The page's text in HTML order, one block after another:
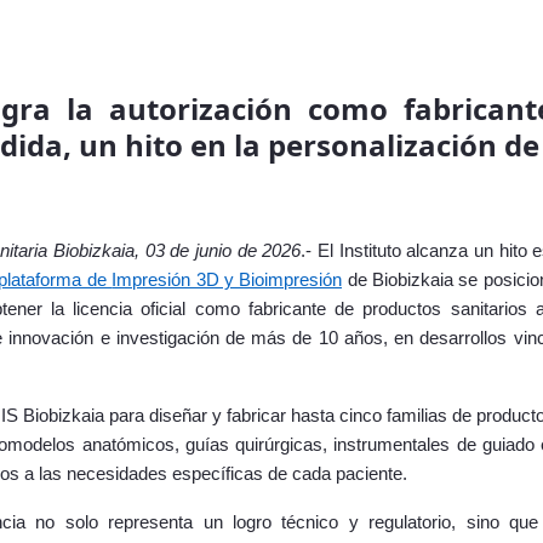
la autorización como
un hito en la personalización
Biobizkaia, 03 de junio de 2026.- El Instituto alcanza un hito
de Impresión 3D y Bioimpresión de Biobizkaia se
la licencia oficial como fabricante de productos sanitarios
innovación e investigación de más de 10 años, en desarrollos
Biobizkaia para diseñar y fabricar hasta cinco familias de
anatómicos, guías quirúrgicas, instrumentales de guiado
a las necesidades específicas de cada paciente.
no solo representa un logro técnico y regulatorio, sino